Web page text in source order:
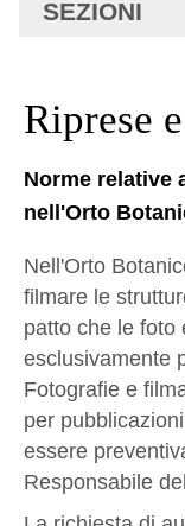
SEZIONI
Riprese
Norme relative
nell'Orto
Nell'Orto
filmare le
patto che le foto
esclusivamente
Fotografie e
per
essere
Responsabile